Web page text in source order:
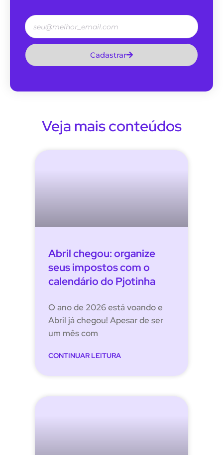
Cadastrar
Veja mais conteúdos
Abril chegou: organize
seus impostos com o
calendário do Pjotinha
O ano de 2026 está voando e
Abril já chegou! Apesar de ser
um mês com
CONTINUAR LEITURA